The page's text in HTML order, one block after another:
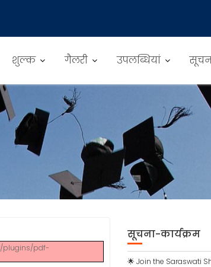
शुल्क गैलरी उपलब्धियां
plugins/pdf-
सूचना-कार्यक्रम
🌟 Join the Saraswati